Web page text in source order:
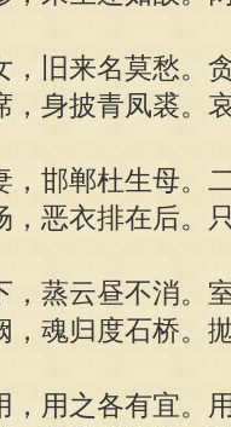
，旧来名莫愁。
，身披青凤裘。
，邯郸杜生母。
，恶衣排在后。
，蒸云昼不消。
，魂归度石桥。
，用之各有宜。